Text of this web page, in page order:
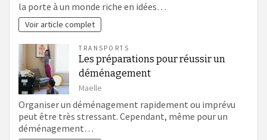
la porte à un monde riche en idées…
Voir article complet
TRANSPORTS
Les préparations pour réussir un
déménagement
Maelle
Organiser un déménagement rapidement ou imprévu
peut être très stressant. Cependant, même pour un
déménagement…